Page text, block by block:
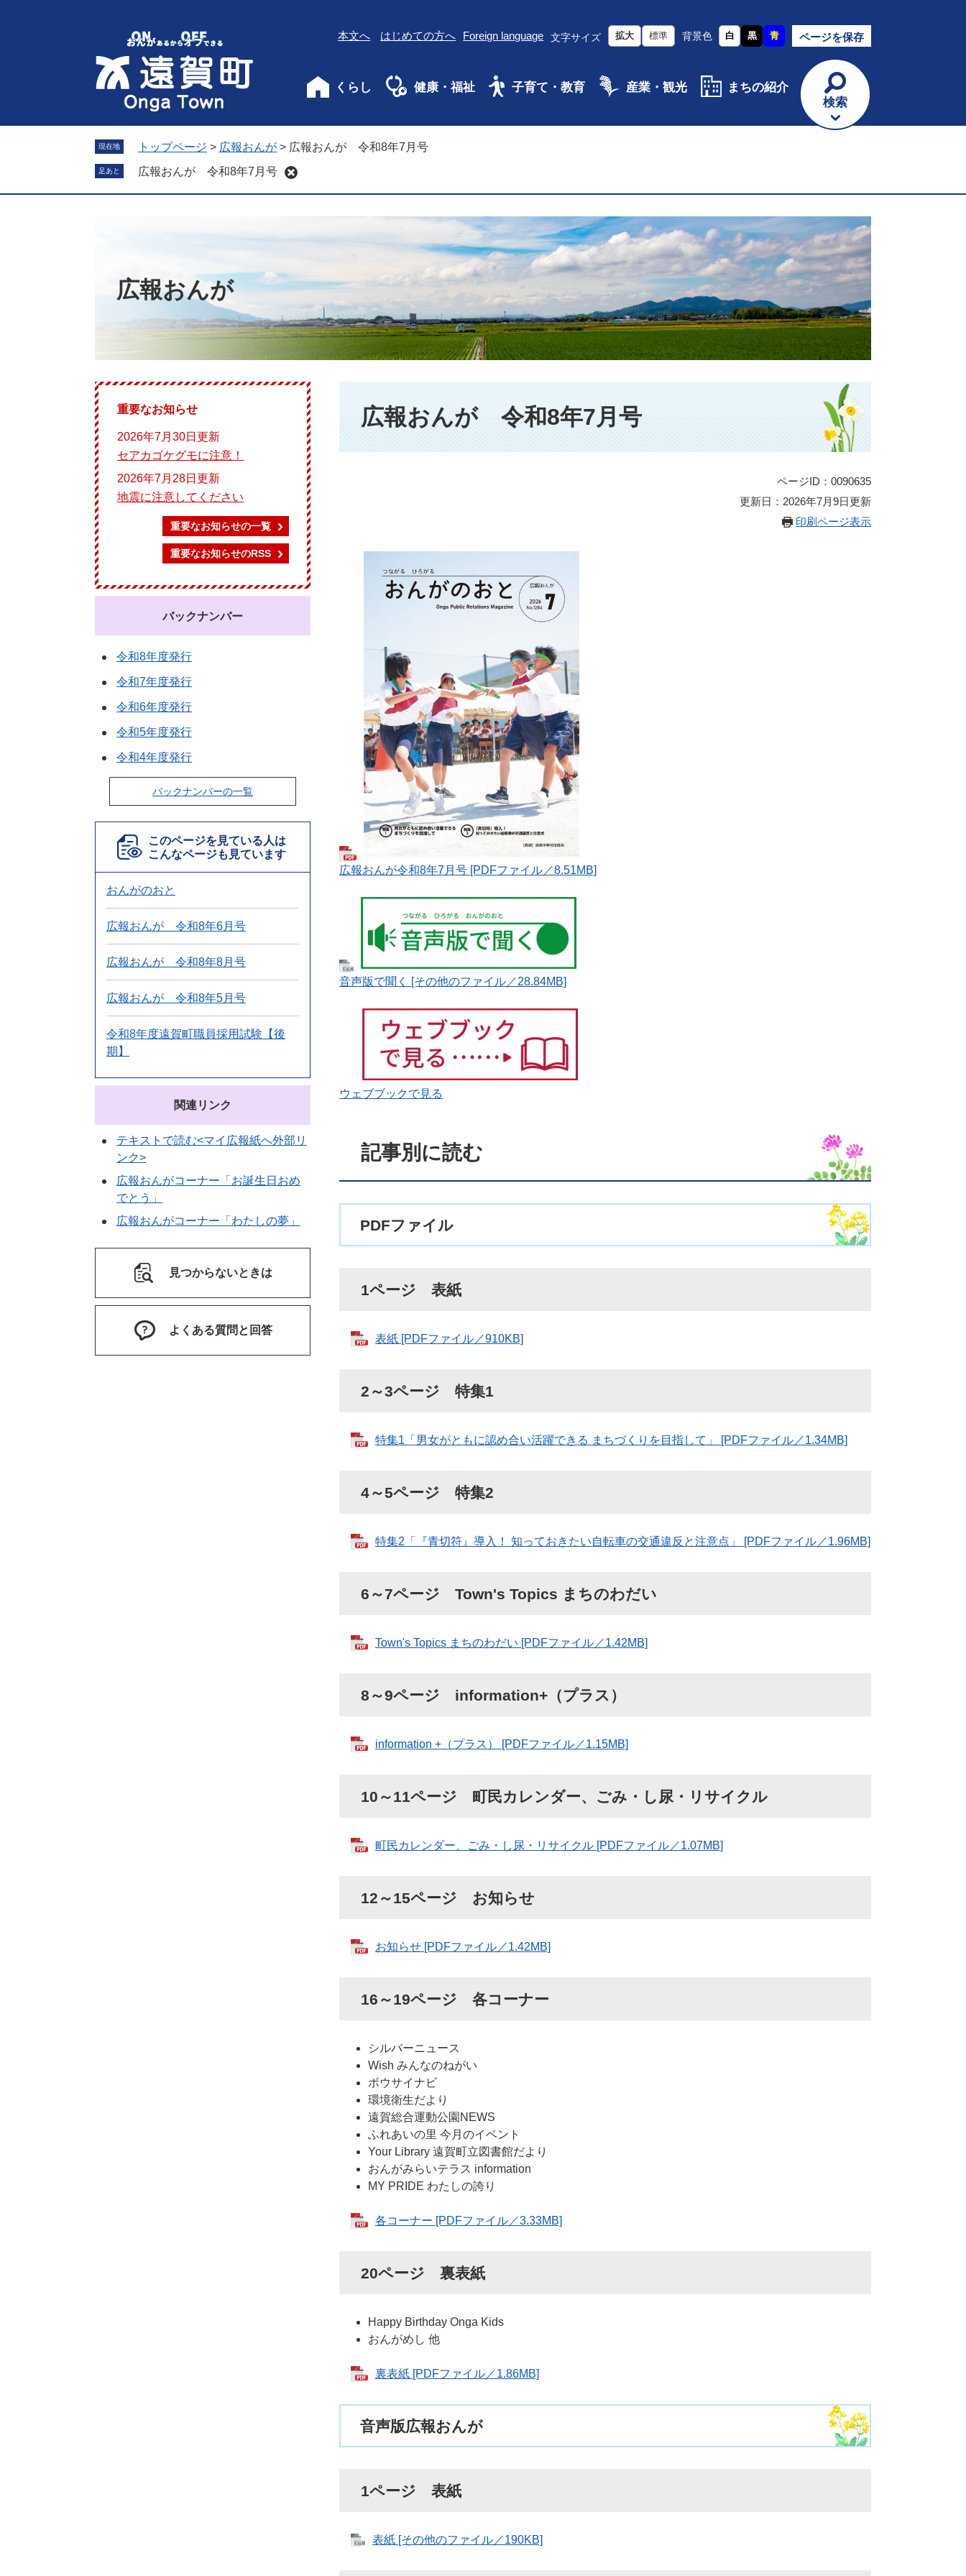
す
し
へ
本文へ はじめての方へ Foreign language 文字サイズ 拡大 標準 背景色 白 黒 青 ページを保存
くらし 健康・福祉 子育て・教育 産業・観光
まちの紹介
検索
現在地 トップページ > 広報おんが > 広報おんが 令和8年7月号
足あと 広報おんが 令和8年7月号
広報おんが
広報おんが 令和8年7月号
ページID：0090635
更新日：2026年7月9日更新
印刷ページ表示
​広報おんが令和8年7月号 [PDFファイル／8.51MB]
音声版で聞く [その他のファイル／28.84MB]
ウェブブックで見る
記事別に読む
PDFファイル
1ページ 表紙
表紙 [PDFファイル／910KB]
2～3ページ 特集1
特集1「男女がともに認め合い活躍できる まちづくりを目指して」 [PDFファイル／1.34MB]
4～5ページ 特集2
特集2「『青切符』導入！ 知っておきたい自転車の交通違反と注意点」 [PDFファイル／1.96MB]
6～7ページ Town's Topics まちのわだい
Town's Topics まちのわだい [PDFファイル／1.42MB]
8～9ページ information+（プラス）
information +（プラス） [PDFファイル／1.15MB]
10～11ページ 町民カレンダー、ごみ・し尿・リサイクル
町民カレンダー、ごみ・し尿・リサイクル [PDFファイル／1.07MB]
12～15ページ お知らせ
お知らせ [PDFファイル／1.42MB]
16～19ページ 各コーナー
シルバーニュース
Wish みんなのねがい
ボウサイナビ
環境衛生だより
遠賀総合運動公園NEWS
ふれあいの里 今月のイベント
Your Library 遠賀町立図書館だより
おんがみらいテラス information
MY PRIDE わたしの誇り
各コーナー [PDFファイル／3.33MB]
20ページ 裏表紙
Happy Birthday Onga Kids
おんがめし 他
裏表紙 [PDFファイル／1.86MB]
音声版広報おんが
1ページ 表紙
表紙 [その他のファイル／190KB]
重要なお知らせ
2026年7月30日更新
セアカゴケグモに注意！
2026年7月28日更新
地震に注意してください
重要なお知らせの一覧
重要なお知らせのRSS
バックナンバー
令和8年度発行
令和7年度発行
令和6年度発行
令和5年度発行
令和4年度発行
バックナンバーの一覧
このページを見ている人は
こんなページも見ています
おんがのおと
広報おんが 令和8年6月号
広報おんが 令和8年8月号
広報おんが 令和8年5月号
令和8年度遠賀町職員採用試験【後
期】
関連リンク
テキストで読む<マイ広報紙へ外部リ
ンク>
広報おんがコーナー「お誕生日おめ
でとう」
広報おんがコーナー「わたしの夢」
見つからないときは
よくある質問と回答